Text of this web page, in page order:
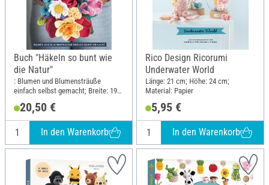
Buch "Häkeln so bunt wie
die Natur"
: Blumen und Blumensträuße
einfach selbst gemacht; Breite: 19
20,50 €
In den Warenkorb
Rico Design Ricorumi
Underwater World
Länge: 21 cm; Höhe: 24 cm;
Material: Papier
5,95 €
In den Warenkorb